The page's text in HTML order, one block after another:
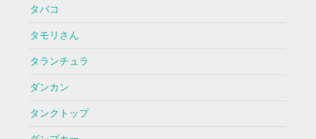
タバコ
タモリさん
タランチュラ
ダンカン
タンクトップ